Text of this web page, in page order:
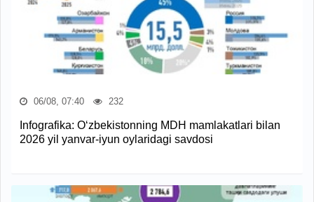
06/08, 07:40 232
Infografika: O‘zbekistonning MDH mamlakatlari bilan
2026 yil yanvar-iyun oylaridagi savdosi